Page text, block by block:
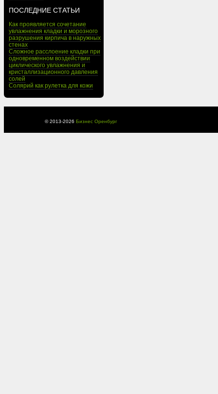
ПОСЛЕДНИЕ СТАТЬИ
Как проявляется сочетание
увлажнения кладки и морозного
разрушения кирпича в наружных
стенах
Сложное расслоение кладки при
одновременном воздействии
циклического увлажнения и
кристаллизационного давления
солей
Солярий как рулетка для кожи
© 2013-2026 Бизнес Оренбург